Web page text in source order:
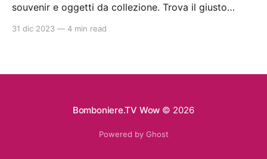
souvenir e oggetti da collezione. Trova il giusto
31 dic 2023 — 4 min read
Bomboniere.TV Wow © 2026
Powered by Ghost